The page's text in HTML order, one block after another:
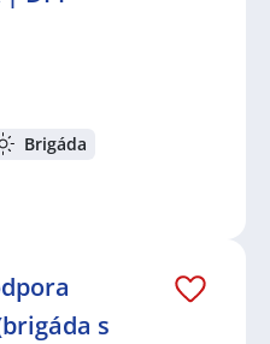
Brigáda
s